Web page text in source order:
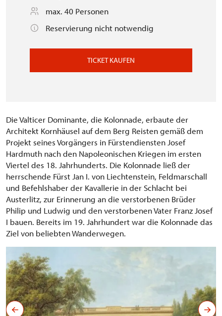
max. 40 Personen
Reservierung nicht notwendig
TICKET KAUFEN
Die Valticer Dominante, die Kolonnade, erbaute der
Architekt Kornhäusel auf dem Berg Reisten gemäß dem
Projekt seines Vorgängers in Fürstendiensten Josef
Hardmuth nach den Napoleonischen Kriegen im ersten
Viertel des 18. Jahrhunderts. Die Kolonnade ließ der
herrschende Fürst Jan I. von Liechtenstein, Feldmarschall
und Befehlshaber der Kavallerie in der Schlacht bei
Austerlitz, zur Erinnerung an die verstorbenen Brüder
Philip und Ludwig und den verstorbenen Vater Franz Josef
I bauen. Bereits im 19. Jahrhundert war die Kolonnade das
Ziel von beliebten Wanderwegen.